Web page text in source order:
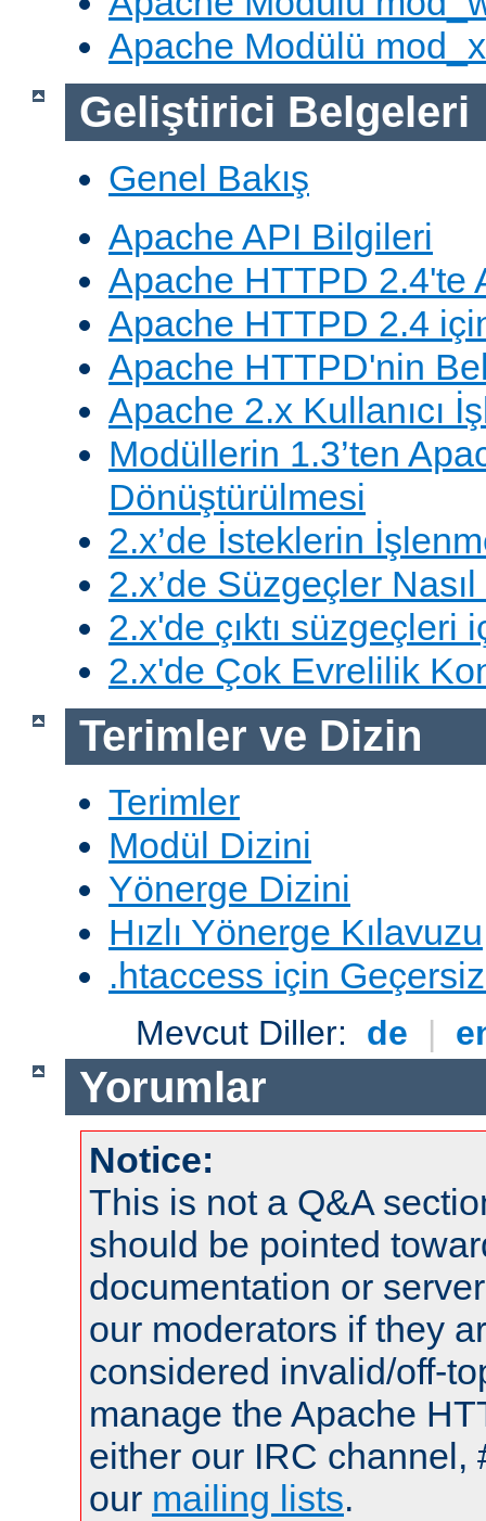
Apache Modülü
Geliştirici Belgeleri
Genel Bakış
Apache API Bilgileri
Apache HTTPD 2.4'te
Apache HTTPD 2.4
Apache HTTPD'nin
Apache 2.x Kullanıcı
Modüllerin 1.3’ten
Dönüştürülmesi
2.x’de İsteklerin
2.x’de Süzgeçler Nasıl
2.x'de çıktı süzgeçleri
2.x'de Çok Evrelilik
Terimler ve Dizin
Terimler
Modül Dizini
Yönerge Dizini
Hızlı Yönerge Kılavuzu
.htaccess için
Mevcut Diller: de |
Yorumlar
Notice:
This is not a Q&A
should be pointed
documentation or
our moderators if they
considered invalid/off-
manage the Apache
either our IRC channel,
our mailing lists.